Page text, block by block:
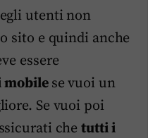
utenti non
sito e quindi anche
essere
mobile se vuoi un
Se vuoi poi
chetutti i